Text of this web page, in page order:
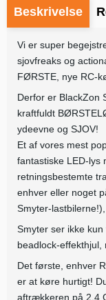
Beskrivelse
Vi er super
sjovfreaks og
FØRSTE, nye RC-
Derfor er BlackZon
kraftfuldt
ydeevne og SJOV!
Et af vores mest
fantastiske LED-lys
retningsbestemte
enhver eller noget
Smyter-
Smyter ser ikke
beadlock-
Det første, enhver
er at køre hurtigt!
aftrækkeren på 2,4